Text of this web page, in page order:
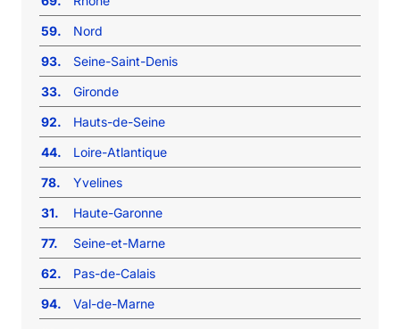
59.
Nord
93.
Seine-Saint-Denis
33.
Gironde
92.
Hauts-de-Seine
44.
Loire-Atlantique
78.
Yvelines
31.
Haute-Garonne
77.
Seine-et-Marne
62.
Pas-de-Calais
94.
Val-de-Marne